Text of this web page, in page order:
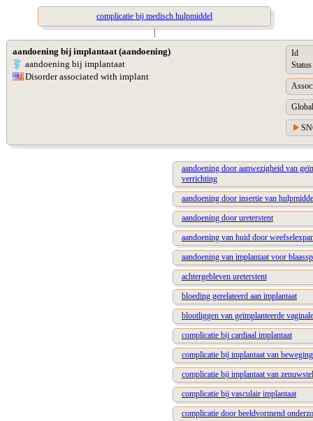
complicatie bij medisch hulpmiddel
|
aandoening bij implantaat (aandoening)
aandoening bij implantaat
Disorder associated with implant
Id
Status
aandoening door aanwezigheid van
verrichting
aandoening door insertie van
aandoening door ureterstent
aandoening van huid door
aandoening van implantaat voor
achtergebleven ureterstent
bloeding gerelateerd aan implantaat
blootliggen van geïmplanteerde
complicatie bij cardiaal implantaat
complicatie bij implantaat van
complicatie bij implantaat van
complicatie bij vasculair implantaat
complicatie door beeldvormend